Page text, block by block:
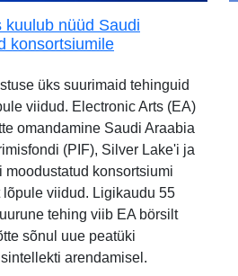
kuulub nüüd Saudi
konsortsiumile
üks suurimaid tehinguid
viidud. Electronic Arts (EA)
omandamine Saudi Araabia
(PIF), Silver Lake'i ja
moodustatud konsortsiumi
lõpule viidud. Ligikaudu 55
tehing viib EA börsilt
sõnul uue peatüki
arendamisel.